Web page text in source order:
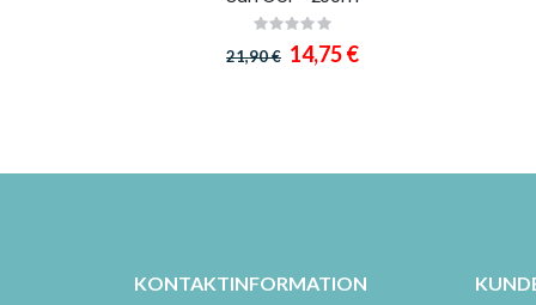
Rating:
21,90 € Sonderangebot
14,75 €
KONTAKTINFORMATION